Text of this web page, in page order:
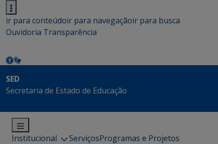
ir para conteúdoir para navegaçãoir para busca
Ouvidoria Transparência
SED
Secretaria de Estado de Educação
Institucional ServiçosProgramas e Projetos